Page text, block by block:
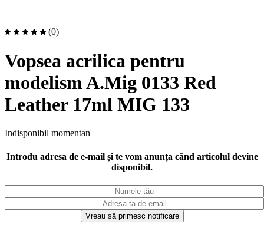
(0)
Vopsea acrilica pentru
modelism A.Mig 0133 Red
Leather 17ml MIG 133
Indisponibil momentan
Introdu adresa de e-mail și te vom anunța când articolul devine
disponibil.
Vreau să primesc notificare